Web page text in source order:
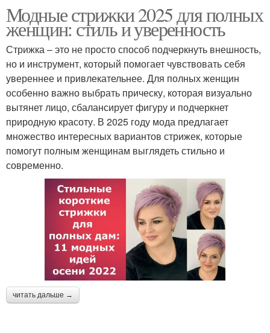
Модные стрижки 2025 для полных
женщин: стиль и уверенность
Стрижка – это не просто способ подчеркнуть внешность,
но и инструмент, который помогает чувствовать себя
увереннее и привлекательнее. Для полных женщин
особенно важно выбрать прическу, которая визуально
вытянет лицо, сбалансирует фигуру и подчеркнет
природную красоту. В 2025 году мода предлагает
множество интересных вариантов стрижек, которые
помогут полным женщинам выглядеть стильно и
современно.
читать дальше →